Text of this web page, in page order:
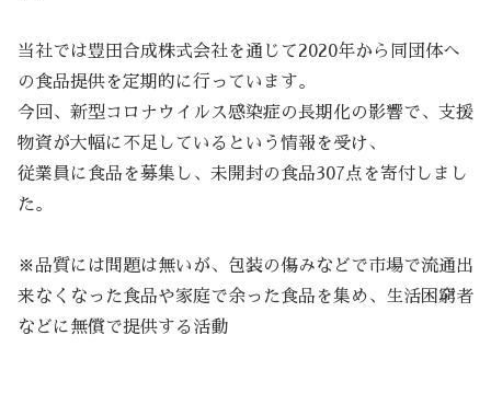
当社では豊田合成株式会社を通じて2020年から同団体へ
の食品提供を定期的に行っています。
今回、新型コロナウイルス感染症の長期化の影響で、支援
物資が大幅に不足しているという情報を受け、
従業員に食品を募集し、未開封の食品307点を寄付しまし
た。
※品質には問題は無いが、包装の傷みなどで市場で流通出
来なくなった食品や家庭で余った食品を集め、生活困窮者
などに無償で提供する活動